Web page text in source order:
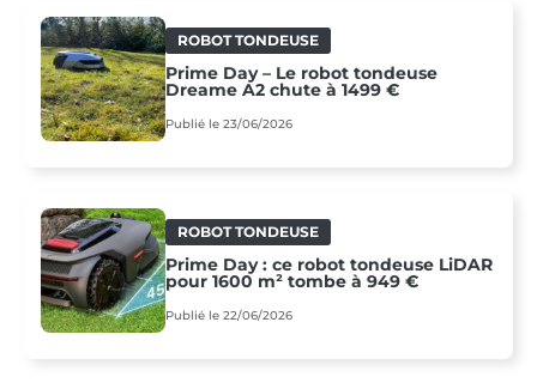
ROBOT TONDEUSE
Prime Day – Le robot tondeuse
Dreame A2 chute à 1499 €
Publié le 23/06/2026
ROBOT TONDEUSE
Prime Day : ce robot tondeuse LiDAR
pour 1600 m² tombe à 949 €
Publié le 22/06/2026